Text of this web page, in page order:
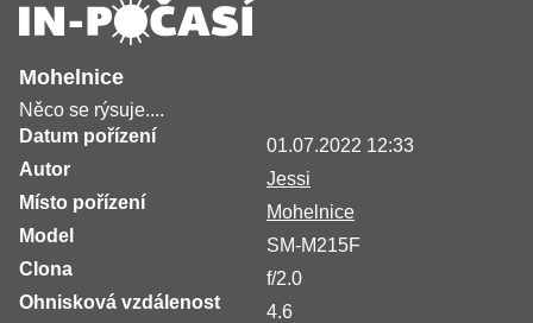
Mohelnice
Něco se rýsuje....
Datum pořízení
01.07.2022 12:33
Autor
Jessi
Místo pořízení
Mohelnice
Model
SM-M215F
Clona
f/2.0
Ohnisková vzdálenost
4.6